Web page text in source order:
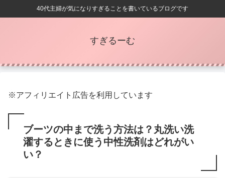
40代主婦が気になりすぎることを書いているブログです
すぎるーむ
※アフィリエイト広告を利用しています
ブーツの中まで洗う方法は？丸洗い洗
濯するときに使う中性洗剤はどれがい
い？